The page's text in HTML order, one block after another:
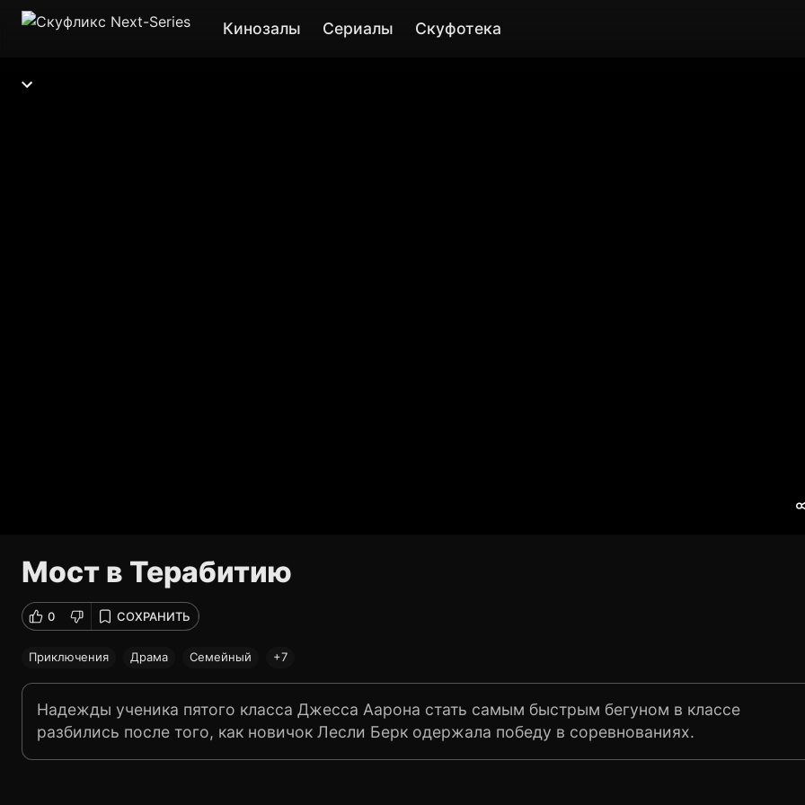
Кинозалы Сериалы Скуфотека
Мост в Терабитию
0 СОХРАНИТЬ
Приключения Драма Семейный +7
Надежды ученика пятого класса Джесса Аарона стать самым быстрым бегуном в классе
разбились после того, как новичок Лесли Берк одержала победу в соревнованиях.